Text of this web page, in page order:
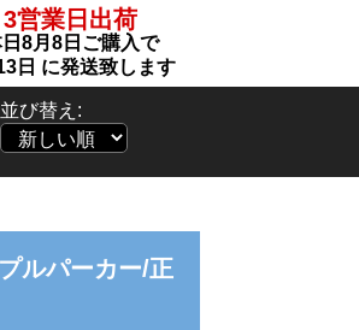
3営業日出荷
8月8日 ご購入で
日 に発送致します
並び替え:
ルパーカー/正